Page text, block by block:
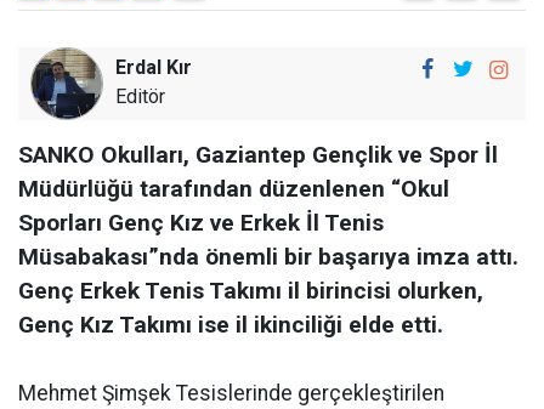
Erdal Kır
Editör
SANKO Okulları, Gaziantep Gençlik ve Spor İl
Müdürlüğü tarafından düzenlenen “Okul
Sporları Genç Kız ve Erkek İl Tenis
Müsabakası”nda önemli bir başarıya imza attı.
Genç Erkek Tenis Takımı il birincisi olurken,
Genç Kız Takımı ise il ikinciliği elde etti.
Mehmet Şimşek Tesislerinde gerçekleştirilen